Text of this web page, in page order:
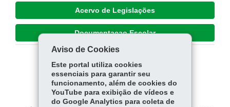
Acervo de Legislações
Documentaçao Escolar
COMPARTILHE:
Fa
ce
Tw
W
ha
Aviso de Cookies
Este portal utiliza cookies
essenciais para garantir seu
funcionamento, além de cookies do
YouTube para exibição de vídeos e
do Google Analytics para coleta de